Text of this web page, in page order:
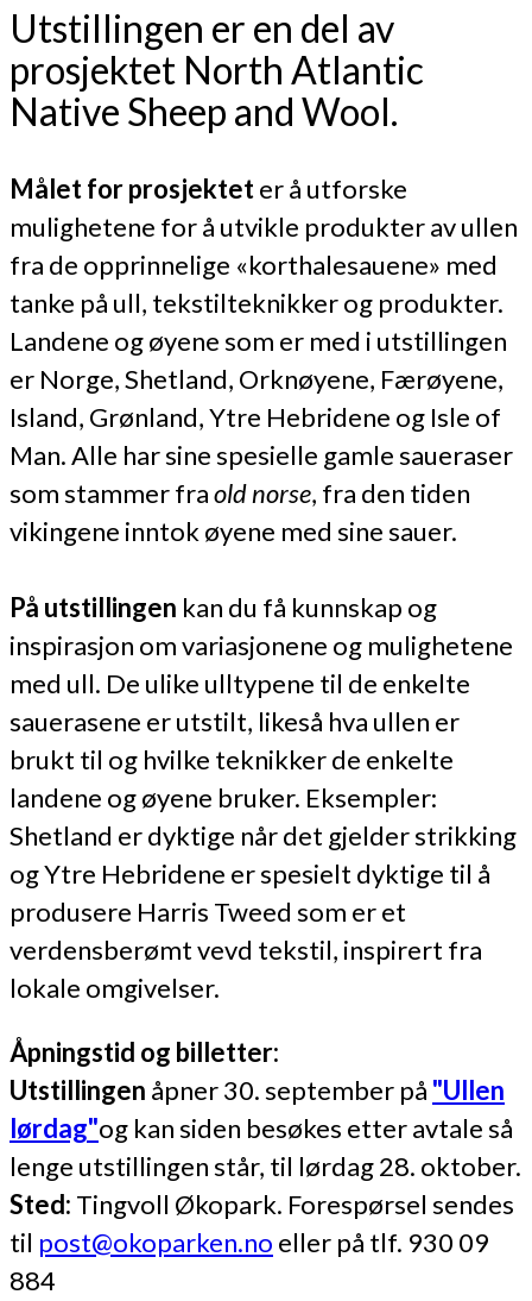
Utstillingen er en del av
prosjektet North Atlantic
Native Sheep and Wool.
Målet for prosjekteter å utforske
mulighetene for å utvikle produkter av ullen
fra de opprinnelige «korthalesauene» med
tanke på ull, tekstilteknikker og produkter.
Landene og øyene som er med i utstillingen
er Norge, Shetland, Orknøyene, Færøyene,
Island, Grønland, Ytre Hebridene og Isle of
Man. Alle har sine spesielle gamle saueraser
som stammer fraold norse, fra den tiden
vikingene inntok øyene med sine sauer.
På utstillingen kan du få kunnskap og
inspirasjon om variasjonene og mulighetene
med ull. De ulike ulltypene til de enkelte
sauerasene er utstilt, likeså hva ullen er
brukt til og hvilke teknikker de enkelte
landene og øyene bruker. Eksempler:
Shetland er dyktige når det gjelder strikking
og Ytre Hebridene er spesielt dyktige til å
produsere Harris Tweed som er et
verdensberømt vevd tekstil, inspirert fra
lokale omgivelser.
Åpningstid og billetter:
Utstillingen åpner 30. september på "Ullen
lørdag"og kan siden besøkes etter avtale så
lenge utstillingen står, til lørdag 28. oktober.
Sted: Tingvoll Økopark. Forespørsel sendes
til post@okoparken.no eller på tlf. 930 09
884